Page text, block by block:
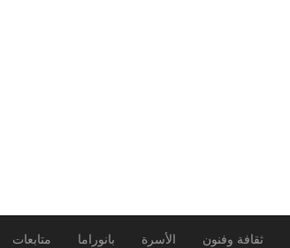
متابعات بانوراما الأسرة ثقافة وفنون